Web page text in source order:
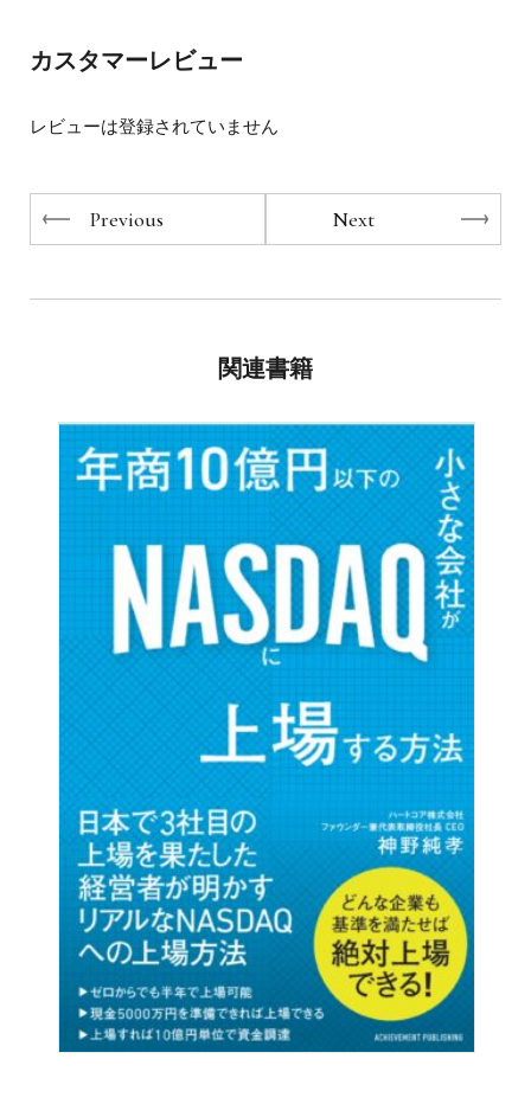
それが今では”ゼロから日本一の人脈を築いた男”と言われ
やっぱり一流の人づきあいは違っていました。
実行すれば、どんなに有名な方でも、大企業の経営者で
かけがえのない財産になります。
明日の出会いから人生を変えてください。
【本書を応援する声を寄せてくださった方々】
三浦雄一郎（プロスキーヤー・クラーク記念国際高等学校
日枝久（株式会社フジテレビジョン代表取締役会長）
渡部昇一（上智大学名誉教授）
野田一夫（日本総合研究所会長）
北村汎（元駐英大使）
茂木友三郎（キッコーマン株式会社取締役名誉会長）
島田晴雄（千葉商科大学学長）
法眼健作（元国際連合事務次長・元駐カナダ大使）
前澤友作（ZOZOTOWN創業者・株式会社スタートトゥデ
イ代表取締役）
出雲充（株式会社ユーグレナ代表取締役社長）
清水信次（株式会社ライフコーポレーション代表取締役会
長兼CEO 日本チェーンストア協会会長）
大竹美喜（アフラック創業者・最高顧問）
大久保秀夫（株式会社フォーバル代表取締役会長）
森祇晶（元西武ライオンズ監督）
栗城史多（登山家）
深谷隆司（元通産大臣・自民党都連最高顧問）
ター”として日夜人脈形成に精
ある。
一般社団法人日本個人情報管理協会 理事
カスタマーレビュー
レビューは登録されていません
Previous Next
関連書籍